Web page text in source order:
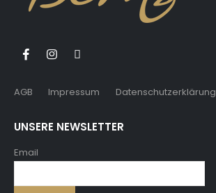
AGB Impressum Datenschutzerklärung
UNSERE NEWSLETTER
Email